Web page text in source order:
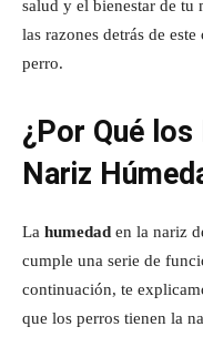
salud y el bienestar de tu
las razones detrás de
perro.
¿Por Qué
Nariz
La humedad en la nariz
cumple una serie de
continuación, te
que los perros tienen la